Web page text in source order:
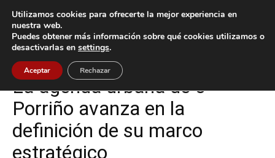
Inicio O Porriño
O Porriño
La agenda urbana de o
Porriño avanza en la
definición de su marco
estratégico
Utilizamos cookies para ofrecerte la mejor experiencia en
nuestra web.
Puedes obtener más información sobre qué cookies utilizamos o
desactivarlas en settings.
Aceptar Rechazar